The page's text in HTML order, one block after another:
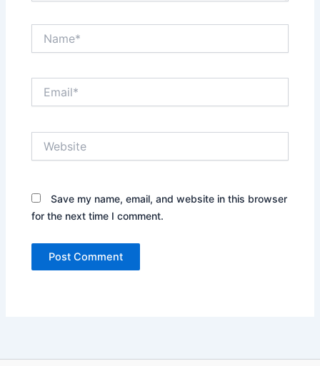
Save my name, email, and website in this browser
for the next time I comment.